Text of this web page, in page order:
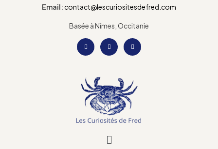
Email:contact@lescuriositesdefred.com
Basée à Nîmes, Occitanie